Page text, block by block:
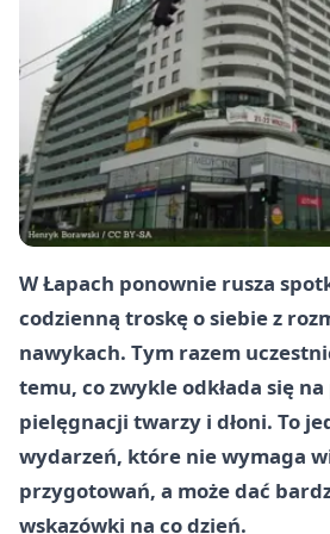
W Łapach ponownie rusza
codzienną troskę o siebie z
nawykach. Tym razem
temu, co zwykle odkłada się na
pielęgnacji twarzy i dłoni. To
wydarzeń, które nie wymaga
przygotowań, a może dać
wskazówki na co dzień.